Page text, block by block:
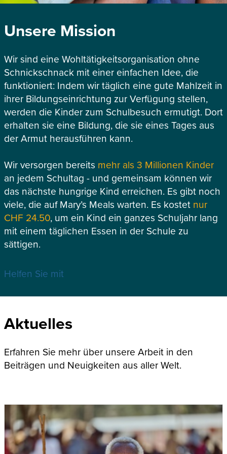
Unsere Mission
Wir sind eine Wohltätigkeitsorganisation ohne
Schnickschnack mit einer einfachen Idee, die
funktioniert: Indem wir täglich eine gute Mahlzeit in
ihrer Bildungseinrichtung zur Verfügung stellen,
werden die Kinder zum Schulbesuch ermutigt. Dort
erhalten sie eine Bildung, die sie eines Tages aus
der Armut herausführen kann.
Wir versorgen bereits mehr als 3 Millionen Kinder
an jedem Schultag - und gemeinsam können wir
das nächste hungrige Kind erreichen. Es gibt noch
viele, die auf Mary’s Meals warten. Es kostet nur
CHF 24.50, um ein Kind ein ganzes Schuljahr lang
mit einem täglichen Essen in der Schule zu
sättigen.
Helfen Sie mit
Aktuelles
Erfahren Sie mehr über unsere Arbeit in den
Beiträgen und Neuigkeiten aus aller Welt.